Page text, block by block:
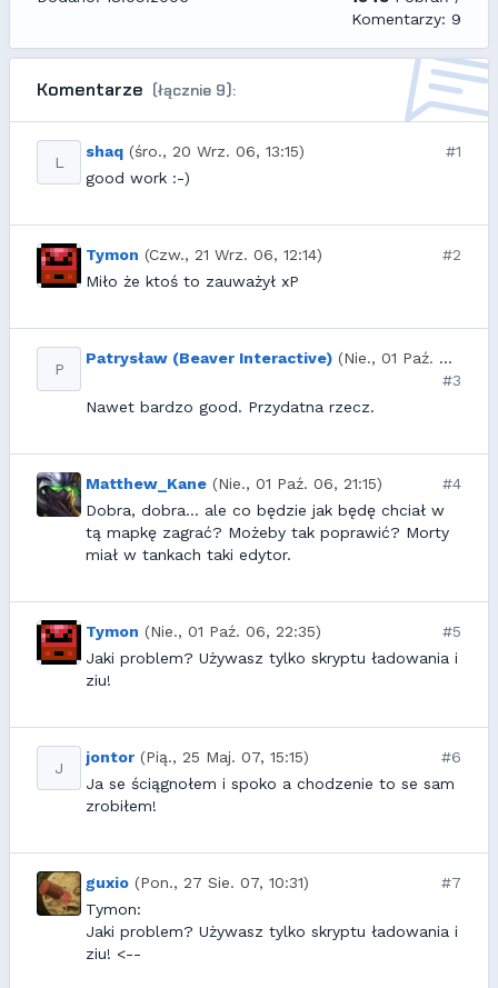
Komentarzy: 9
Komentarze (łącznie 9):
L
shaq (śro., 20 Wrz. 06, 13:15)
#1
good work :-)
Tymon (Czw., 21 Wrz. 06, 12:14)
#2
Miło że ktoś to zauważył xP
P
Patrysław (Beaver Interactive) (Nie., 01 Paź. 06, 09:16)
#3
Nawet bardzo good. Przydatna rzecz.
Matthew_Kane (Nie., 01 Paź. 06, 21:15)
#4
Dobra, dobra... ale co będzie jak będę chciał w
tą mapkę zagrać? Możeby tak poprawić? Morty
miał w tankach taki edytor.
Tymon (Nie., 01 Paź. 06, 22:35)
#5
Jaki problem? Używasz tylko skryptu ładowania i
ziu!
J
jontor (Pią., 25 Maj. 07, 15:15)
#6
Ja se ściągnołem i spoko a chodzenie to se sam
zrobiłem!
guxio (Pon., 27 Sie. 07, 10:31)
#7
Tymon:
Jaki problem? Używasz tylko skryptu ładowania i
ziu! <--